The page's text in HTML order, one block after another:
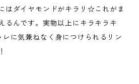
はダイヤモンドがキラリ☆これがま
るんです。実物以上にキラキラキ
に気兼ねなく身につけられるリン